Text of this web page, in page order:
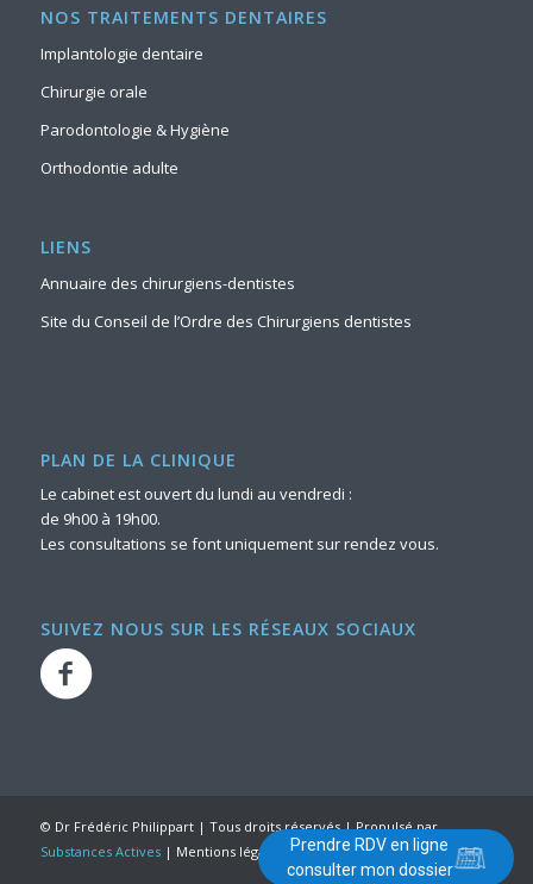
NOS TRAITEMENTS DENTAIRES
Implantologie dentaire
Chirurgie orale
Parodontologie & Hygiène
Orthodontie adulte
LIENS
Annuaire des chirurgiens-dentistes
Site du Conseil de l’Ordre des Chirurgiens dentistes
PLAN DE LA CLINIQUE
Le cabinet est ouvert du lundi au vendredi :
de 9h00 à 19h00.
Les consultations se font uniquement sur rendez vous.
SUIVEZ NOUS SUR LES RÉSEAUX SOCIAUX
© Dr Frédéric Philippart| Tous droits réservés | Propulsé par
Substances Actives| Mentions légales |E CO ACTIV
Prendre RDV en ligne
consulter mon dossier